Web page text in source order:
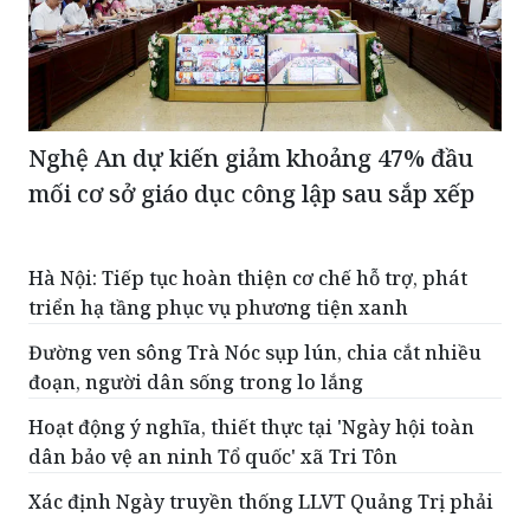
Nghệ An dự kiến giảm khoảng 47% đầu
mối cơ sở giáo dục công lập sau sắp xếp
Hà Nội: Tiếp tục hoàn thiện cơ chế hỗ trợ, phát
triển hạ tầng phục vụ phương tiện xanh
Đường ven sông Trà Nóc sụp lún, chia cắt nhiều
đoạn, người dân sống trong lo lắng
Hoạt động ý nghĩa, thiết thực tại 'Ngày hội toàn
dân bảo vệ an ninh Tổ quốc' xã Tri Tôn
Xác định Ngày truyền thống LLVT Quảng Trị phải